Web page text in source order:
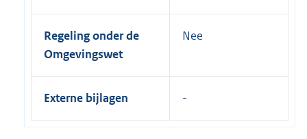
Regeling onder de
Omgevingswet
Nee
Externe bijlagen